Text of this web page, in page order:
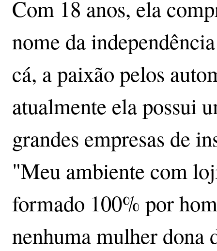
Com 18 anos, ela
nome da
cá, a paixão pelos
atualmente ela possui
grandes empresas de
"Meu ambiente com
formado 100% por
nenhuma mulher dona